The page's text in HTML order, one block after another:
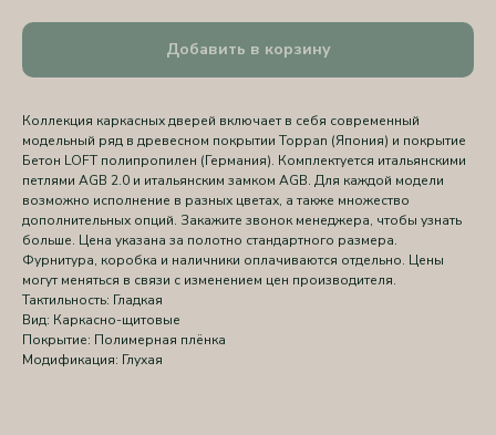
Добавить в корзину
Коллекция каркасных дверей включает в себя современный
модельный ряд в древесном покрытии Toppan (Япония) и покрытие
Бетон LOFT полипропилен (Германия). Комплектуется итальянскими
петлями AGB 2.0 и итальянским замком AGB. Для каждой модели
возможно исполнение в разных цветах, а также множество
дополнительных опций. Закажите звонок менеджера, чтобы узнать
больше. Цена указана за полотно стандартного размера.
Фурнитура, коробка и наличники оплачиваются отдельно. Цены
могут меняться в связи с изменением цен производителя.
Тактильность: Гладкая
Вид: Каркасно-щитовые
Покрытие: Полимерная плёнка
Модификация: Глухая